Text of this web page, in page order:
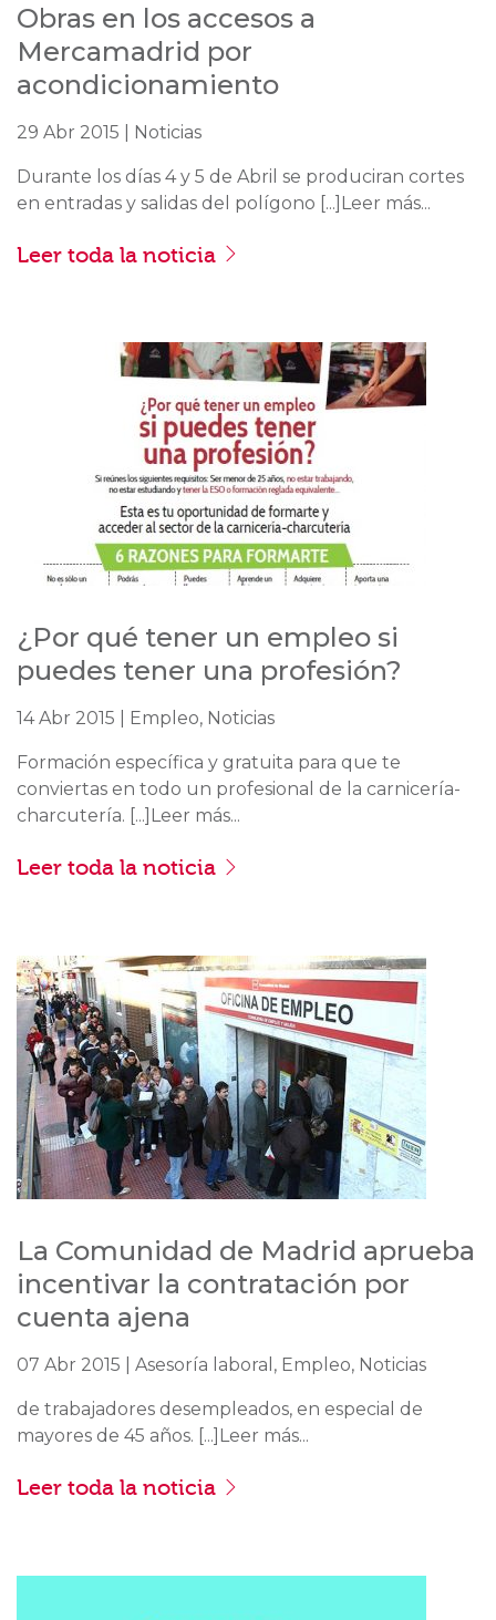
Obras en los accesos a
Mercamadrid por
acondicionamiento
29 Abr 2015 | Noticias
Durante los días 4 y 5 de Abril se produciran cortes
en entradas y salidas del polígono [...]Leer más...
Leer toda la noticia
¿Por qué tener un empleo si
puedes tener una profesión?
14 Abr 2015 | Empleo, Noticias
Formación específica y gratuita para que te
conviertas en todo un profesional de la carnicería-
charcutería. [...]Leer más...
Leer toda la noticia
La Comunidad de Madrid aprueba
incentivar la contratación por
cuenta ajena
07 Abr 2015 | Asesoría laboral, Empleo, Noticias
de trabajadores desempleados, en especial de
mayores de 45 años. [...]Leer más...
Leer toda la noticia